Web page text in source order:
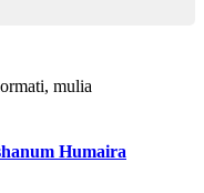
mulia
Humaira